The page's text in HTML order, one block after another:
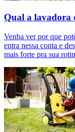
Qual a lavadora
Venha ver por que
entra nessa conta e
mais forte pra sua